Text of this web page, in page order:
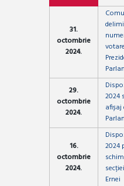
31.
octombrie
2024.
29.
octombrie
2024.
2024
afișaj
16.
octombrie
2024.
2024
Ernei